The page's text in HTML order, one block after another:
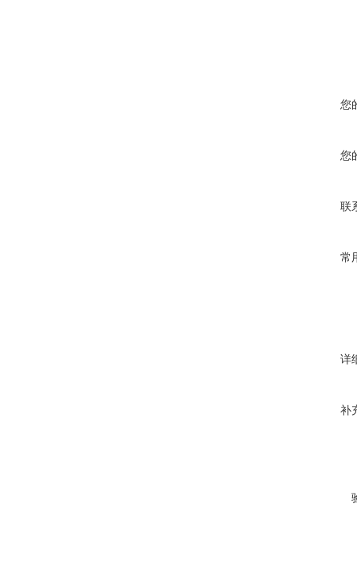
您
您
联
常
详
补